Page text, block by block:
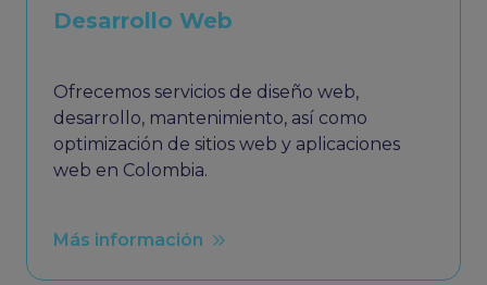
Desarrollo Web
Ofrecemos servicios de diseño web,
desarrollo, mantenimiento, así como
optimización de sitios web y aplicaciones
web en Colombia.
Más información